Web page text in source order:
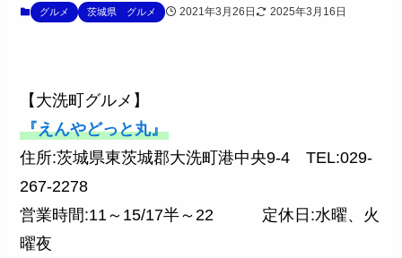
グルメ 茨城県 グルメ 2021年3月26日 2025年3月16日
【大洗町グルメ】
『えんやどっと丸』
住所:茨城県東茨城郡大洗町港中央9-4 TEL:029-
267-2278
営業時間:11～15/17半～22 定休日:水曜、火
曜夜